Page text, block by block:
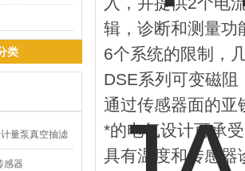
类
量泵真空抽滤
感器
辑，诊断和测量功
6个系统的限制，
DSE系列可变磁
通过传感器面的亚
*的电气设计可承
具有温度和传感器